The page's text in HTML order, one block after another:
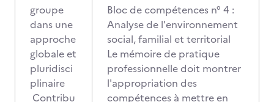
groupe
dans une
approche
globale et
pluridisci
plinaire
Contribu
Bloc de compétences n° 4 :
Analyse de l'environnement
social, familial et territorial
Le mémoire de pratique
professionnelle doit montrer
l'appropriation des
compétences à mettre en